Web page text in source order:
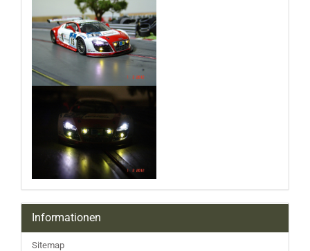
Informationen
Sitemap